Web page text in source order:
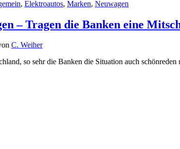
, Elektroautos, Marken, Neuwagen
– Tragen die Banken eine
C. Weiher
so sehr die Banken die Situation auch schönreden